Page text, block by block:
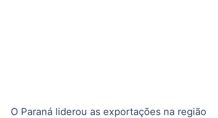
O Paraná liderou as exportações na região